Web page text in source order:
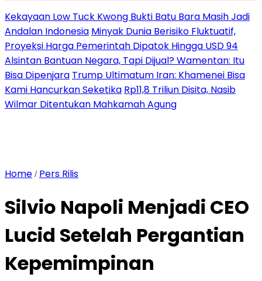
Kekayaan Low Tuck Kwong Bukti Batu Bara Masih Jadi
Andalan Indonesia Minyak Dunia Berisiko Fluktuatif,
Proyeksi Harga Pemerintah Dipatok Hingga USD 94
Alsintan Bantuan Negara, Tapi Dijual? Wamentan: Itu
Bisa Dipenjara Trump Ultimatum Iran: Khamenei Bisa
Kami Hancurkan Seketika Rp11,8 Triliun Disita, Nasib
Wilmar Ditentukan Mahkamah Agung
Home / Pers Rilis
Silvio Napoli Menjadi CEO
Lucid Setelah Pergantian
Kepemimpinan